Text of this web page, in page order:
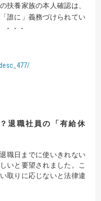
扶養家族の本人確認は、
誰に」義務づけられてい
・・・
退職社員の「有給休
職日までに使いきれない
いと要望されました。こ
取りに応じないと法律違